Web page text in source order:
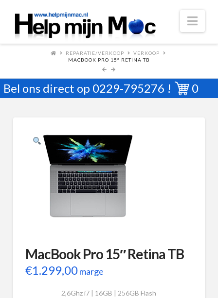
REPARATIE/VERKOOP
VERKOOP
MACBOOK PRO 15″ RETINA TB
Bel ons direct op 0229-795276 ! 0
MacBook Pro 15″ Retina TB
€1.299,00marge
2,6Ghz i7 | 16GB | 256GB Flash